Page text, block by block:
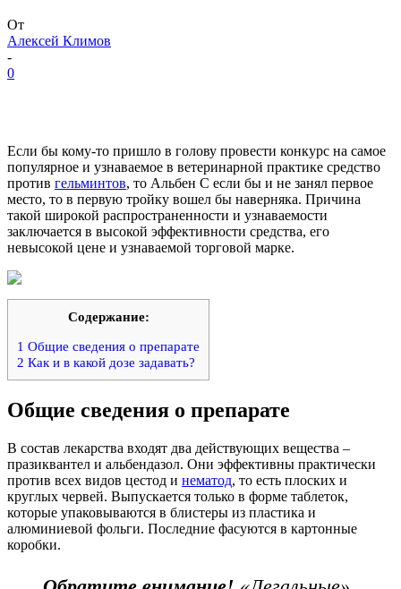
От
Алексей Климов
-
0
Если бы кому-то пришло в голову провести конкурс на самое
популярное и узнаваемое в ветеринарной практике средство
против гельминтов, то Альбен С если бы и не занял первое
место, то в первую тройку вошел бы наверняка. Причина
такой широкой распространенности и узнаваемости
заключается в высокой эффективности средства, его
невысокой цене и узнаваемой торговой марке.
Содержание:
1 Общие сведения о препарате
2 Как и в какой дозе задавать?
Общие сведения о препарате
В состав лекарства входят два действующих вещества –
празиквантел и альбендазол. Они эффективны практически
против всех видов цестод и нематод, то есть плоских и
круглых червей. Выпускается только в форме таблеток,
которые упаковываются в блистеры из пластика и
алюминиевой фольги. Последние фасуются в картонные
коробки.